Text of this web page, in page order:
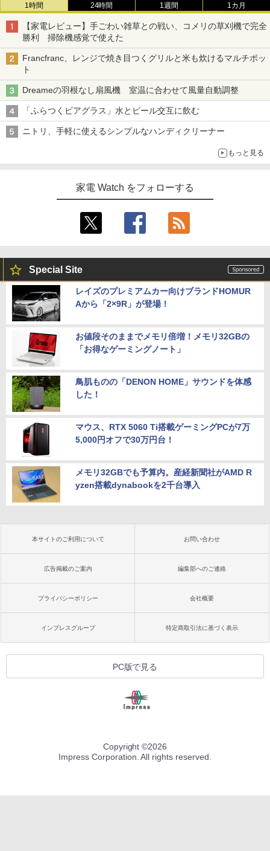
1時間 24時間 1週間 1カ月
【家電レビュー】手ごわい雑草との戦い、コメリの草刈機で完全
勝利 掃除機感覚で使えた
Francfranc、レンジで焼き目つくグリルと米も炊けるマルチポッ
ト
Dreameの羽根なし扇風機 室温に合わせて風量自動調整
「ふらつくビアグラス」水とビール交互に飲む
ニトリ、手軽に使えるシンプルなハンディクリーナー
もっと見る
家電 Watch をフォローする
Special Site
レイズのプレミアムカー向けブランドHOMUR
Aから「2×9R」が登場！
お値段そのままでメモリ倍増！メモリ32GBの
「お得なゲーミングノート」
鳥肌ものの「DENON HOME」サウンドを体感
した！
マウス、RTX 5060 Ti搭載ゲーミングPCが7万
5,000円オフで30万円台！
メモリ32GBでも予算内。産経新聞社がAMD R
yzen搭載dynabookを2千台導入
本サイトのご利用について お問い合わせ
広告掲載のご案内 編集部へのご連絡
プライバシーポリシー 会社概要
インプレスグループ 特定商取引法に基づく表示
PC版で見る
Copyright ©2026
Impress Corporation. All rights reserved.